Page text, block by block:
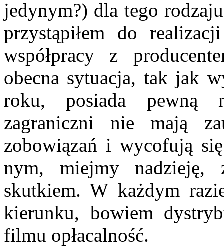
jedynym?) dla tego
przystąpiłem do
współpracy z
obecna sytuacja, tak jak
roku, posiada pewną
zagraniczni nie mają
zobowiązań i wycofują
nym, miejmy nadzieję,
skutkiem. W każdym
kierunku, bowiem
filmu opłacalność.